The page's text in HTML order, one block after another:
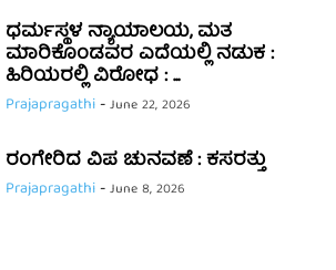
ಧರ್ಮಸ್ಥಳ ನ್ಯಾಯಾಲಯ, ಮತ
ಮಾರಿಕೊಂಡವರ ಎದೆಯಲ್ಲಿ ನಡುಕ :
ಹಿರಿಯರಲ್ಲಿ ವಿರೋಧ : ...
Prajapragathi-June 22, 2026
ರಂಗೇರಿದ ವಿಪ ಚುನವಣೆ : ಕಸರತ್ತು
Prajapragathi-June 8, 2026